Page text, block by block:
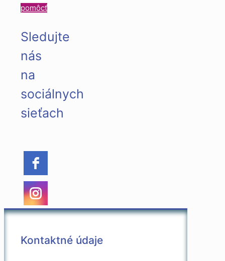
pomôcť
Sledujte
nás
na
sociálnych
sieťach
Kontaktné údaje